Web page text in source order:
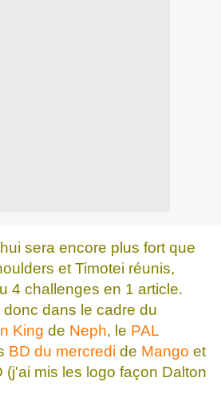
sera encore plus fort que
et Timotei réunis,
4 challenges en 1 article.
dans le cadre du
King de Neph, le PAL
BD du mercredi de Mango et
(j'ai mis les logo façon Dalton